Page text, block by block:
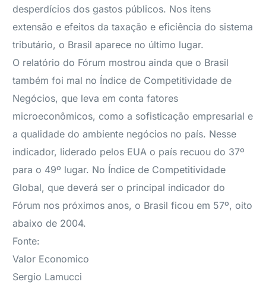
desperdícios dos gastos públicos. Nos itens
extensão e efeitos da taxação e eficiência do sistema
tributário, o Brasil aparece no último lugar.
O relatório do Fórum mostrou ainda que o Brasil
também foi mal no Índice de Competitividade de
Negócios, que leva em conta fatores
microeconômicos, como a sofisticação empresarial e
a qualidade do ambiente negócios no país. Nesse
indicador, liderado pelos EUA o país recuou do 37º
para o 49º lugar. No Índice de Competitividade
Global, que deverá ser o principal indicador do
Fórum nos próximos anos, o Brasil ficou em 57º, oito
abaixo de 2004.
Fonte:
Valor Economico
Sergio Lamucci